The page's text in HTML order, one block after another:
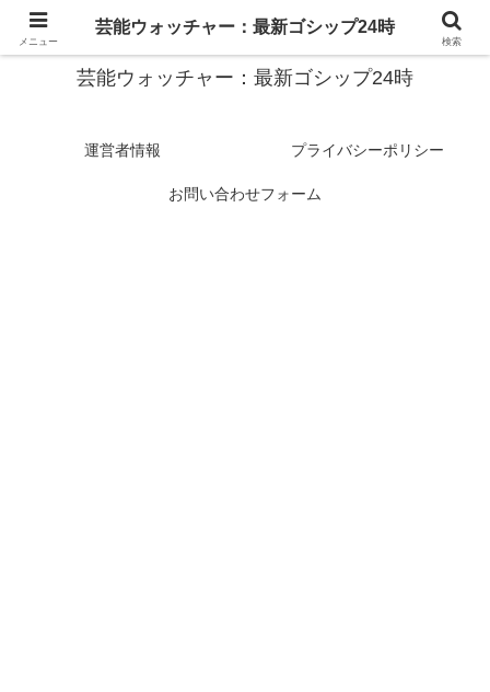
スターたちの裏側を徹底追跡！話題のゴシップがここに集結
芸能ウォッチャー：最新ゴシップ24時
運営者情報 プライバシーポリシー
お問い合わせフォーム
メニュー
芸能ウォッチャー：最新ゴシップ24時
検索